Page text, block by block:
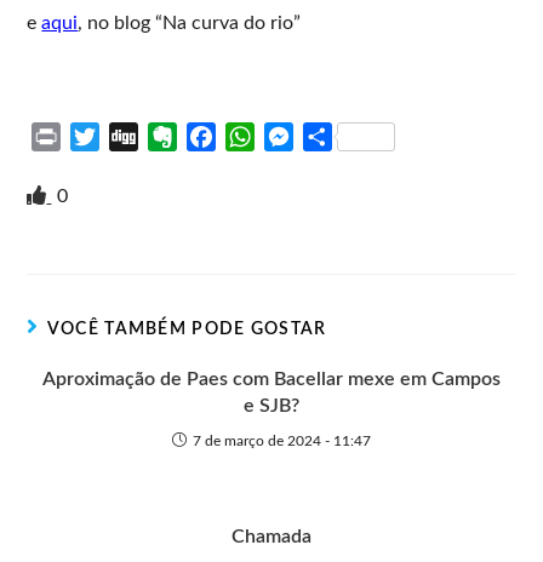
eaqui, no blog “Na curva do rio”
i
D
e
k
W
p
M
e
S
0
VOCÊ TAMBÉM PODE GOSTAR
Aproximação de Paes com Bacellar mexe em Campos
e SJB?
7 de março de 2024 - 11:47
Chamada